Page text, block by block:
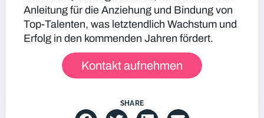
Anleitung für die Anziehung und Bindung von
Top-Talenten, was letztendlich Wachstum und
Erfolg in den kommenden Jahren fördert.
Kontakt aufnehmen
SHARE